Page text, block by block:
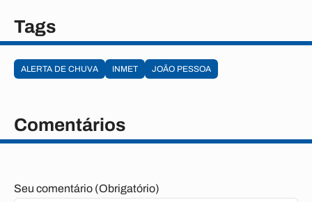
Tags
ALERTA DE CHUVA INMET JOÃO PESSOA
Comentários
Seu comentário (Obrigatório)